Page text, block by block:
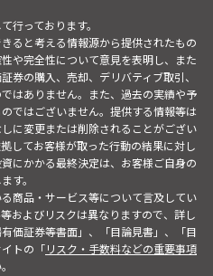
行っております。
ると考える情報源から提供されたもの
や完全性について意見を表明し、また
券の購入、売却、デリバティブ取引、
はありません。また、過去の実績や予
ではございません。提供する情報等は
に変更または削除されることがござい
してお客様が取った行動の結果に対し
にかかる最終決定は、お客様ご自身の
す。
商品・サービス等について言及してい
およびリスクは異なりますので、詳し
価証券等書面」、「目論見書」、「目
トの「リスク・手数料などの重要事項